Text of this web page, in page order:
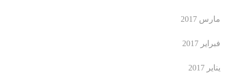
مارس 2017
فبراير 2017
يناير 2017